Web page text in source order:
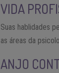
VIDA
Suas hablidades
as áreas da
ANJO